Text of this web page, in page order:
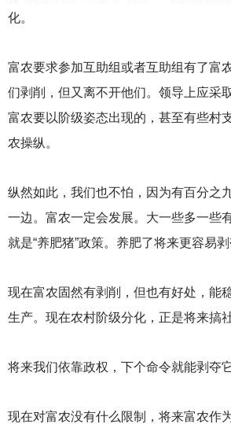
化。
富农要求参加互助组或者互助组有了富
们剥削，但又离不开他们。领导上应采
富农要以阶级姿态出现的，甚至有些村
农操纵。
纵然如此，我们也不怕，因为有百分之
一边。富农一定会发展。大一些多一些
就是“养肥猪”政策。养肥了将来更容易剥
现在富农固然有剥削，但也有好处，能
生产。现在农村阶级分化，正是将来搞
将来我们依靠政权，下个命令就能剥夺它
现在对富农没有什么限制，将来富农作